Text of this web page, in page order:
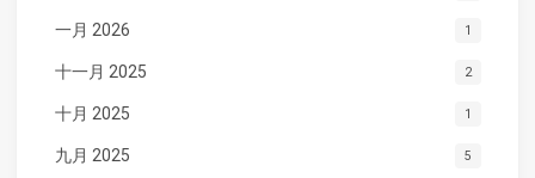
一月 2026 1
十一月 2025 2
十月 2025 1
九月 2025 5